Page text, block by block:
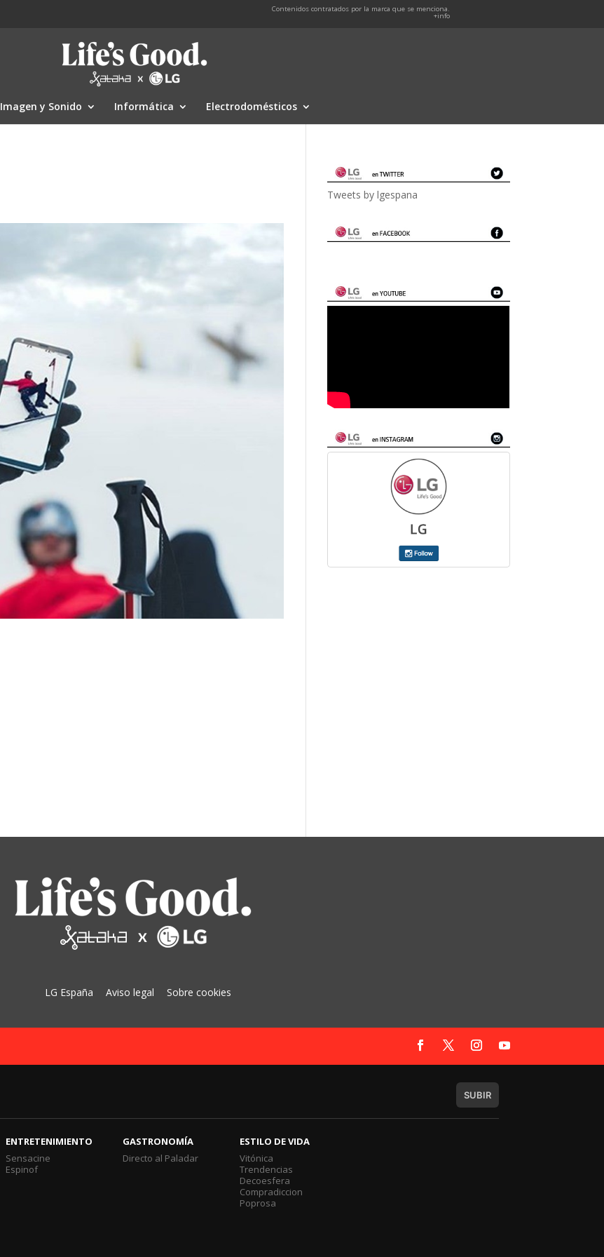
Contenidos contratados por la marca que se menciona.
+info
Imagen y Sonido Informática Electrodomésticos
Tweets by lgespana
LG España Aviso legal Sobre cookies
SUBIR
ENTRETENIMIENTO
Sensacine
Espinof
GASTRONOMÍA
Directo al Paladar
ESTILO DE VIDA
Vitónica
Trendencias
Decoesfera
Compradiccion
Poprosa